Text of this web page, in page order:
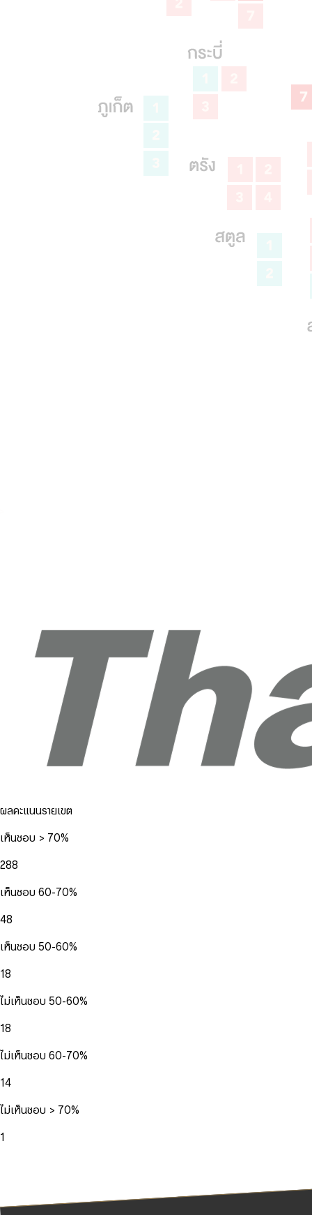
ผลคะแนนรายเขต
เห็นชอบ > 70%
288
เห็นชอบ 60-70%
48
เห็นชอบ 50-60%
18
ไม่เห็นชอบ 50-60%
18
ไม่เห็นชอบ 60-70%
14
ไม่เห็นชอบ > 70%
1